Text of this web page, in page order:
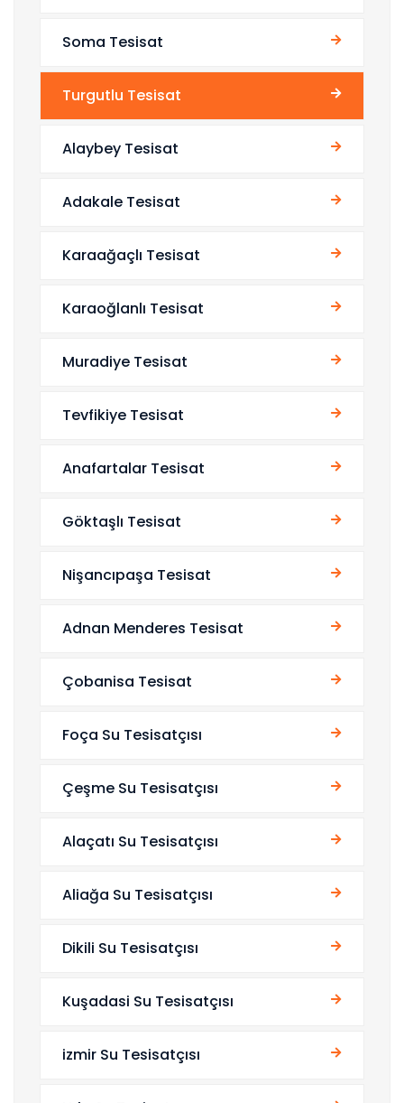
Soma Tesisat
Turgutlu Tesisat
Alaybey Tesisat
Adakale Tesisat
Karaağaçlı Tesisat
Karaoğlanlı Tesisat
Muradiye Tesisat
Tevfikiye Tesisat
Anafartalar Tesisat
Göktaşlı Tesisat
Nişancıpaşa Tesisat
Adnan Menderes Tesisat
Çobanisa Tesisat
Foça Su Tesisatçısı
Çeşme Su Tesisatçısı
Alaçatı Su Tesisatçısı
Aliağa Su Tesisatçısı
Dikili Su Tesisatçısı
Kuşadasi Su Tesisatçısı
izmir Su Tesisatçısı